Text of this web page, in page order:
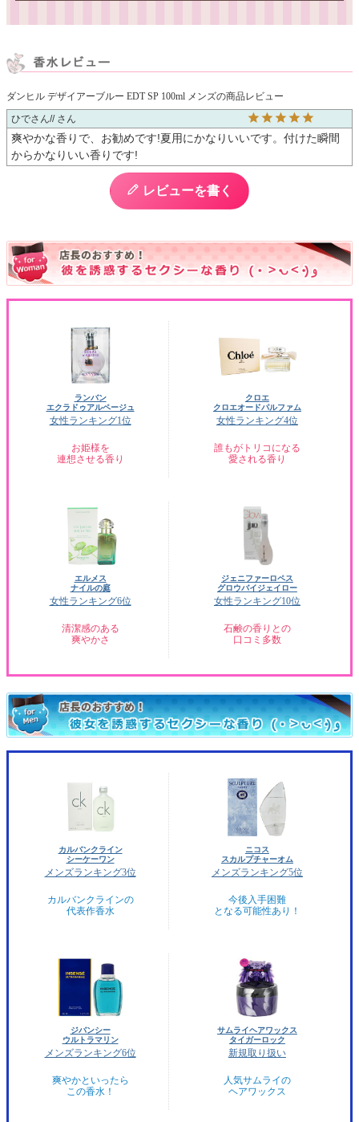
ダンヒル デザイアーブルー EDT SP 100ml メンズの商品レビュー
ひでさん//
爽やかな香りで、お勧めです!夏用にかなりいいです。付けた瞬間
からかなりいい香りです!
レビューを書く
ランバン
エクラドゥアルページュ
女性ランキング1位
お姫様を
連想させる香り
クロエ
クロエオードパルファム
女性ランキング4位
誰もがトリコになる
愛される香り
エルメス
ナイルの庭
女性ランキング6位
清潔感のある
爽やかさ
ジェニファーロペス
グロウバイジェイロー
女性ランキング10位
石鹸の香りとの
口コミ多数
カルバンクライン
シーケーワン
メンズランキング3位
カルバンクラインの
代表作香水
ニコス
スカルプチャーオム
メンズランキング5位
今後入手困難
となる可能性あり！
ジバンシー
ウルトラマリン
メンズランキング6位
爽やかといったら
この香水！
サムライヘアワックス
タイガーロック
新規取り扱い
人気サムライの
ヘアワックス